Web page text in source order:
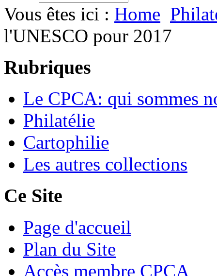
Vous êtes ici : Home
l'UNESCO pour 2017
Rubriques
Le CPCA: qui sommes
Philatélie
Cartophilie
Les autres collections
Ce Site
Page d'accueil
Plan du Site
Accès membre CPCA